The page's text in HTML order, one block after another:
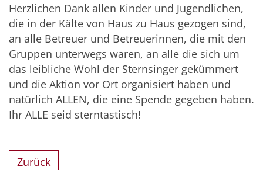
Herzlichen Dank allen Kinder und Jugendlichen,
die in der Kälte von Haus zu Haus gezogen sind,
an alle Betreuer und Betreuerinnen, die mit den
Gruppen unterwegs waren, an alle die sich um
das leibliche Wohl der Sternsinger gekümmert
und die Aktion vor Ort organisiert haben und
natürlich ALLEN, die eine Spende gegeben haben.
Ihr ALLE seid sterntastisch!
Zurück